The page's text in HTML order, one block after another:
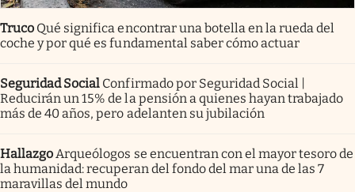
Truco Qué significa encontrar una botella en la rueda del
coche y por qué es fundamental saber cómo actuar
Seguridad Social Confirmado por Seguridad Social |
Reducirán un 15% de la pensión a quienes hayan trabajado
más de 40 años, pero adelanten su jubilación
Hallazgo Arqueólogos se encuentran con el mayor tesoro de
la humanidad: recuperan del fondo del mar una de las 7
maravillas del mundo